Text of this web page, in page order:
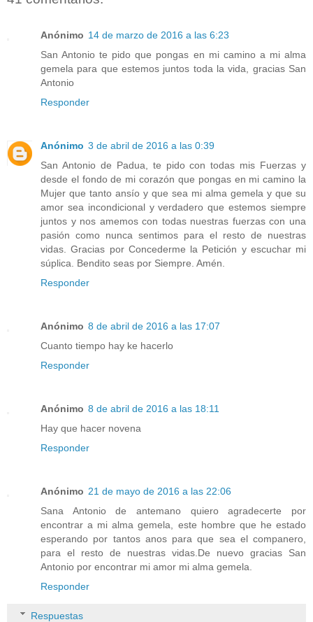
Anónimo 14 de marzo de 2016 a las 6:23
San Antonio te pido que pongas en mi camino a mi alma
gemela para que estemos juntos toda la vida, gracias San
Antonio
Responder
Anónimo 3 de abril de 2016 a las 0:39
San Antonio de Padua, te pido con todas mis Fuerzas y
desde el fondo de mi corazón que pongas en mi camino la
Mujer que tanto ansío y que sea mi alma gemela y que su
amor sea incondicional y verdadero que estemos siempre
juntos y nos amemos con todas nuestras fuerzas con una
pasión como nunca sentimos para el resto de nuestras
vidas. Gracias por Concederme la Petición y escuchar mi
súplica. Bendito seas por Siempre. Amén.
Responder
Anónimo 8 de abril de 2016 a las 17:07
Cuanto tiempo hay ke hacerlo
Responder
Anónimo 8 de abril de 2016 a las 18:11
Hay que hacer novena
Responder
Anónimo 21 de mayo de 2016 a las 22:06
Sana Antonio de antemano quiero agradecerte por
encontrar a mi alma gemela, este hombre que he estado
esperando por tantos anos para que sea el companero,
para el resto de nuestras vidas.De nuevo gracias San
Antonio por encontrar mi amor mi alma gemela.
Responder
Respuestas